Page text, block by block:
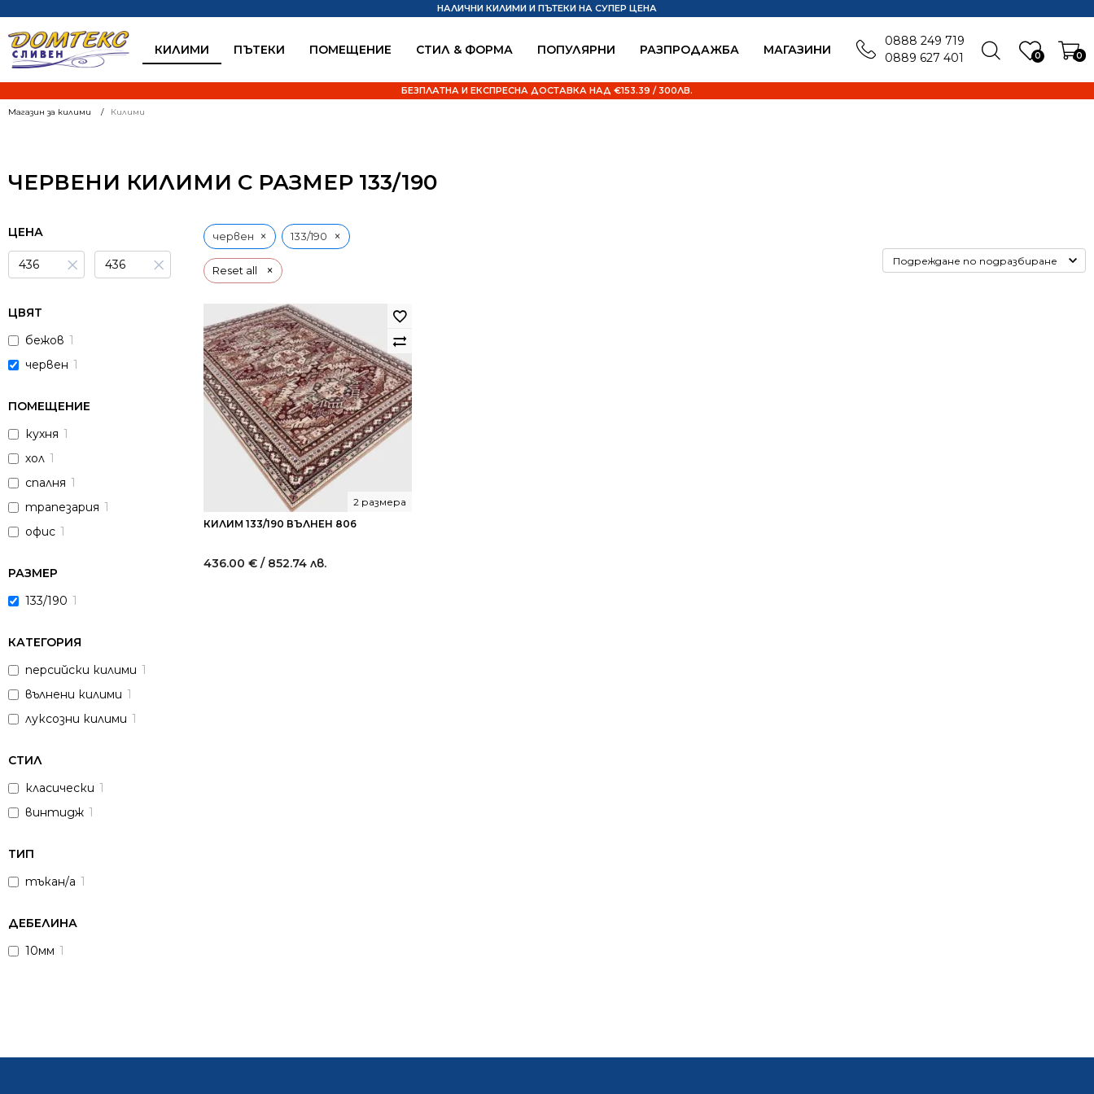
КИЛИМИ ПЪТЕКИ ПОМЕЩЕНИЕ СТИЛ & ФОРМА ПОПУЛЯРНИ РАЗПРОДАЖБА MАГАЗИНИ 0 0
НАЛИЧНИ КИЛИМИ И ПЪТЕКИ НА СУПЕР ЦЕНА
БЕЗПЛАТНА И ЕКСПРЕСНА ДОСТАВКА НАД €153.39 / 300ЛВ.
0888 249 719
0889 627 401
Магазин за килими Килими
ЧЕРВЕНИ КИЛИМИ С РАЗМЕР 133/190
ЦЕНА
× ×
ЦВЯТ
бежов 1
червен 1
ПОМЕЩЕНИЕ
кухня 1
хол 1
спалня 1
трапезария 1
офис 1
РАЗМЕР
133/190 1
КАТЕГОРИЯ
персийски килими 1
вълнени килими 1
луксозни килими 1
СТИЛ
класически 1
винтидж 1
ТИП
тъкан/а 1
ДЕБЕЛИНА
10мм 1
Reset all ×
червен × 133/190 ×
КИЛИМ 133/190 ВЪЛНЕН 806
2 размера
436.00 € / 852.74 лв.